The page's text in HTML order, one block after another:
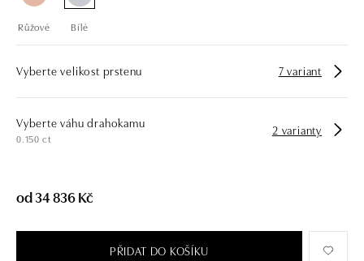
kameny. Šperky tvoří sladěné sety, ale najdete zde i samostatné kousky,
jako třeba prsteny pro příležitost zásnub.
Společnost ALO diamonds vyrábí v Čechách šperky z diamantů a
opatřen certifikátem pravosti a dodán v luxusním balení. Ať už vybíráte
zásnubní prsten nebo diamantový náramek či náhrdelník, nedarujete s
námi pouze šperk, ale také chytrou investici.
Růžové Bílé
Vyberte velikost prstenu 7 variant
Vyberte váhu drahokamu
0.150 ct
2 varianty
od 34 836 Kč
PŘIDAT DO KOŠÍKU